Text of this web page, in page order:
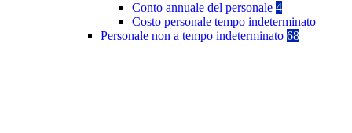
Conto annuale del personale 4
Costo personale tempo indeterminato
Personale non a tempo indeterminato 68